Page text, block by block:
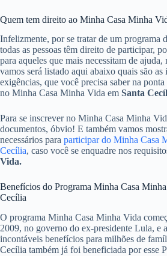
Quem tem direito ao Minha Casa Minha
Infelizmente, por se tratar de um programa
todas as pessoas têm direito de participar,
para aqueles que mais necessitam de ajuda,
vamos será listado aqui abaixo quais são
exigências, que você precisa saber na
no Minha Casa Minha Vida em Santa
Para se inscrever no Minha Casa Minha
documentos, óbvio! E também vamos
necessários para participar do Minha Casa
Cecília, caso você se enquadre nos
Vida.
Benefícios do Programa Minha Casa
Cecília
O programa Minha Casa Minha Vida
2009, no governo do ex-presidente Lula, e
incontáveis benefícios para milhões de
Cecília também já foi beneficiada por esse